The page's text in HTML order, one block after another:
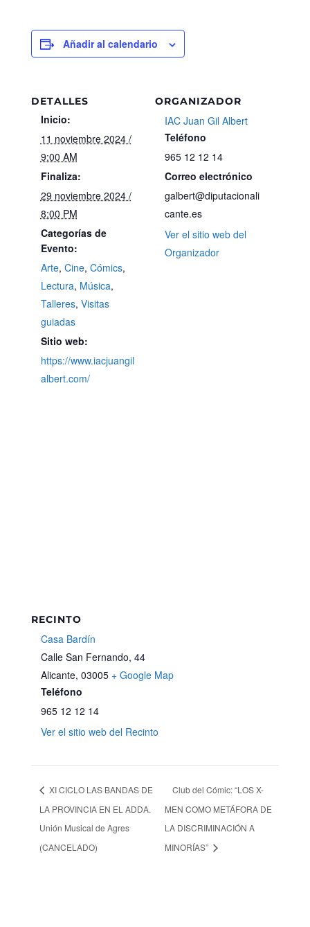
Añadir al calendario
DETALLES
Inicio:
11 noviembre 2024 /
9:00 AM
Finaliza:
29 noviembre 2024 /
8:00 PM
Categorías de
Evento:
Arte, Cine, Cómics,
Lectura, Música,
Talleres, Visitas
guiadas
Sitio web:
https://www.iacjuangil
albert.com/
ORGANIZADOR
IAC Juan Gil Albert
Teléfono
965 12 12 14
Correo electrónico
galbert@diputacionali
cante.es
Ver el sitio web del
Organizador
RECINTO
Casa Bardín
Calle San Fernando, 44
Alicante, 03005 + Google Map
Teléfono
965 12 12 14
Ver el sitio web del Recinto
XI CICLO LAS BANDAS DE
LA PROVINCIA EN EL ADDA.
Unión Musical de Agres
(CANCELADO)
Club del Cómic: “LOS X-
MEN COMO METÁFORA DE
LA DISCRIMINACIÓN A
MINORÍAS”